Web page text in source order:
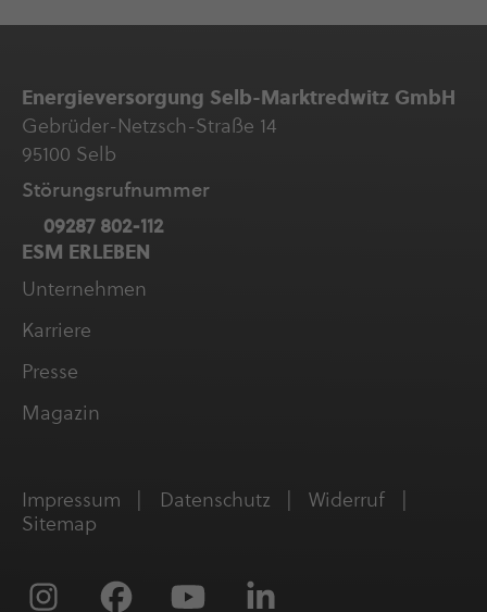
Ener­gie­ver­sor­gung Selb-Marktredwitz GmbH
Gebrüder-Netzsch-Straße 14
95100 Selb
Störungs­ruf­nummer
09287 802-112
ESM ERLEBEN
Unter­neh­men
Karriere
Presse
Magazin
Impressum Daten­schutz
Widerruf
Sitemap